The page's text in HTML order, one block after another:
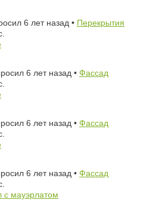
6 лет назад • Перекрытия
6 лет назад • Фассад
6 лет назад • Фассад
6 лет назад • Фассад
с мауэрлатом